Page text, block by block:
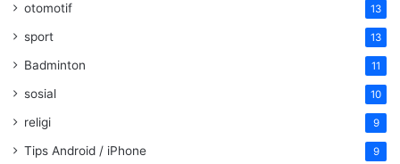
otomotif 13
sport 13
Badminton 11
sosial 10
religi 9
Tips Android / iPhone 9